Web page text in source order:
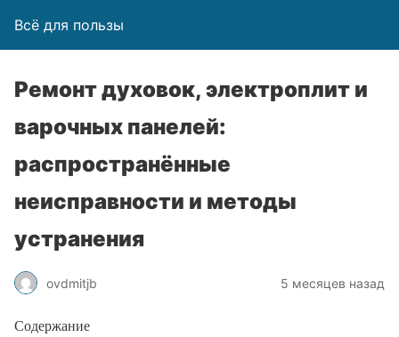
Всё для пользы
Ремонт духовок, электроплит и
варочных панелей:
распространённые
неисправности и методы
устранения
ovdmitjb 5 месяцев назад
Содержание